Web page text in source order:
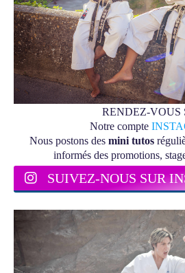
RENDEZ-VOUS
Notre compte
Nous postons des mini tutos
informés des promotions,
SUIVEZ-NOUS SUR